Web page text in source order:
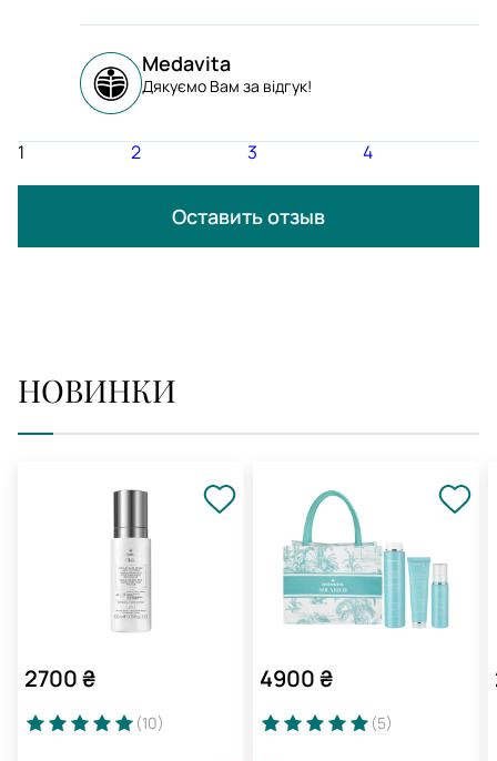
Medavita
Дякуємо Вам за відгук!
1 2 3 4
Оставить отзыв
НОВИНКИ
2700₴
(10)
4900₴
(5)